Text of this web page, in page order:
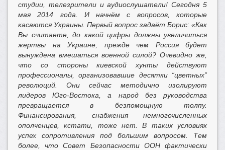
студии, телезрители и аудиослушатели! Сегодня 5
мая 2014 года. И начнём с вопросов, которые
касаются Украины. Первый вопрос задаёт Борис: «Как
Вы считаете, до какой цифры должны увеличиться
жертвы на Украине, прежде чем Россия будет
вынуждена вмешаться военной силой? Очевидно же,
что со стороны киевской хунты действуют
профессионалы, организовавшие десятки “цветных”
революций. Они сейчас методично изолируют
лидеров Юго-Востока, а народ без руководства
превращается в безпомощную толпу.
Финансирования, снабжения немногочисленных
ополченцев, кстати, тоже нет. В таких условиях
успех сопротивления под большим вопросом. Тем
более, что Совет Безопасности ООН фактически